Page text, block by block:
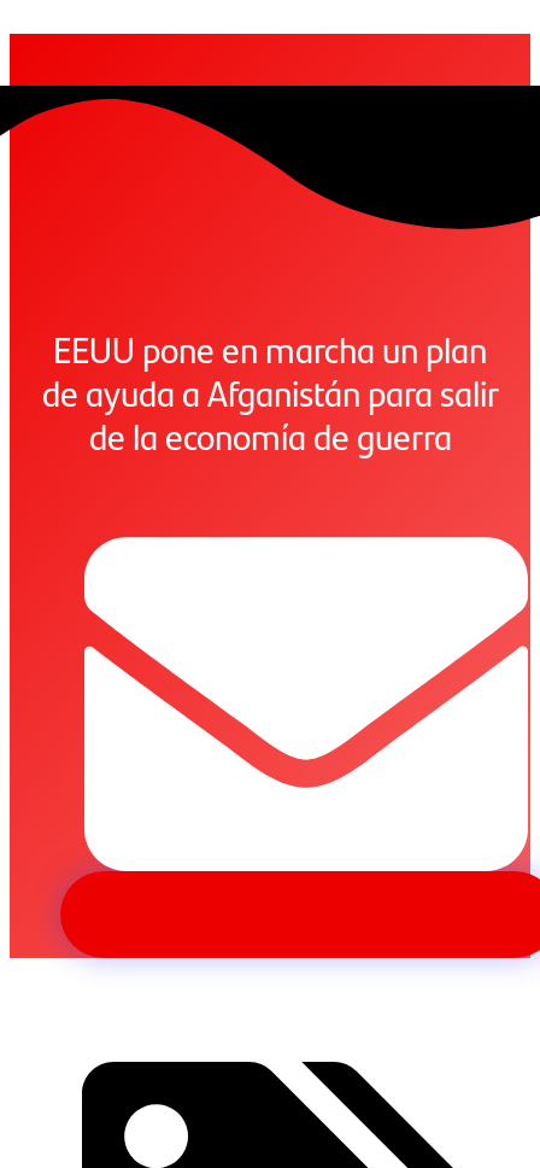
EEUU pone en marcha un plan
de ayuda a Afganistán para salir
de la economía de guerra